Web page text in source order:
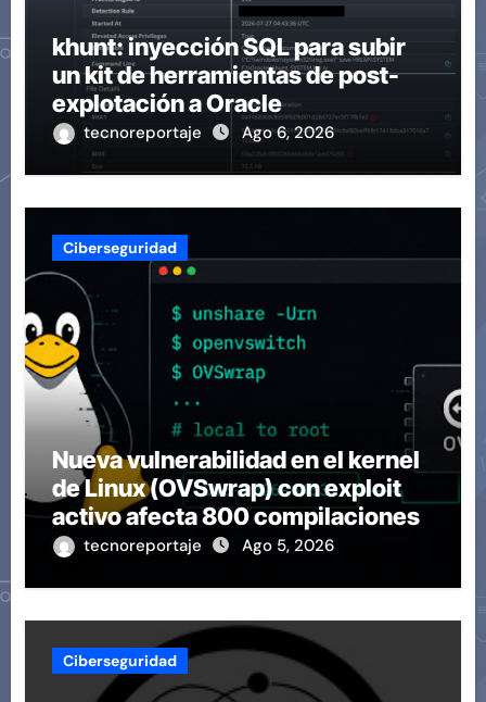
khunt: inyección SQL para subir
un kit de herramientas de post-
explotación a Oracle
tecnoreportaje Ago 6, 2026
Ciberseguridad
Nueva vulnerabilidad en el kernel
de Linux (OVSwrap) con exploit
activo afecta 800 compilaciones
tecnoreportaje Ago 5, 2026
Ciberseguridad